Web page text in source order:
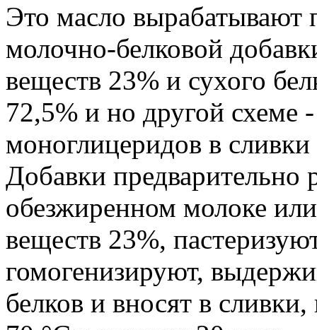
Это масло
молочно-белковой
веществ 23% и сухого
72,5% и но другой схеме
моноглицеридов в
Добавки предварительно
обезжиренном молоке
веществ 23%,
гомогенизируют,
белков и вносят в